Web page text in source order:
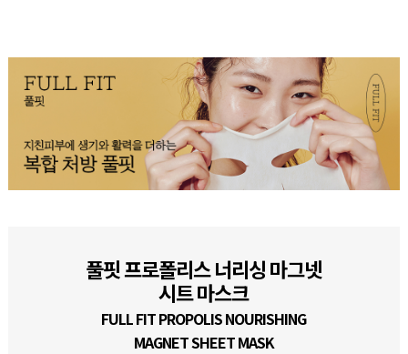
풀핏 프로폴리스 너리싱 마그넷
시트 마스크
FULL FIT PROPOLIS NOURISHING
MAGNET SHEET MASK